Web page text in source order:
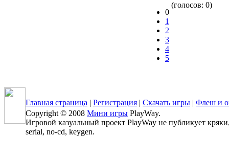
0
1
2
3
4
5
(голосов: 0)
Главная страница | Регистрация | Скачать игры | Флеш и
Copyright © 2008 Мини игры PlayWay.
Игровой казуальный проект PlayWay не публикует
serial, no-cd, keygen.